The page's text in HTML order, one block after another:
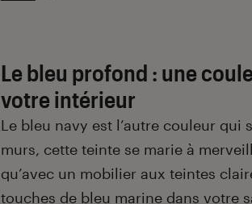
Le bleu profond : une
votre intérieur
Le bleu navy est l’autre couleur qui
murs, cette teinte se marie à
qu’avec un mobilier aux teintes
touches de bleu marine dans votre